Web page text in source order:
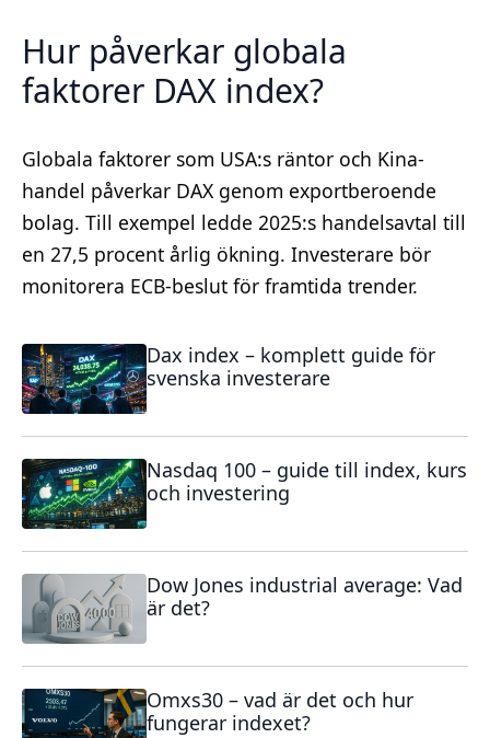
Hur påverkar globala
faktorer DAX index?
Globala faktorer som USA:s räntor och Kina-
handel påverkar DAX genom exportberoende
bolag. Till exempel ledde 2025:s handelsavtal till
en 27,5 procent årlig ökning. Investerare bör
monitorera ECB-beslut för framtida trender.
Dax index – komplett guide för
svenska investerare
Nasdaq 100 – guide till index, kurs
och investering
Dow Jones industrial average: Vad
är det?
Omxs30 – vad är det och hur
fungerar indexet?